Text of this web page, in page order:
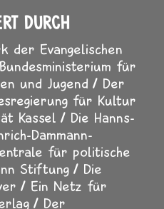
DURCH
der Evangelischen
für
und Jugend
Der
für Kultur
Kassel
Die Hanns-
Dammann-
für politische
Stiftung
Die
Ein Netz für
Der